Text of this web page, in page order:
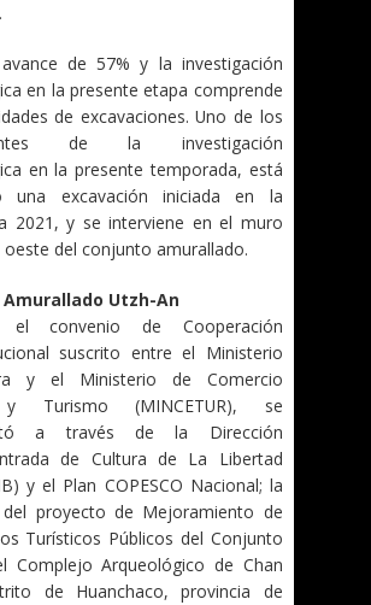
de 57% y la investigación
en la presente etapa comprende
de excavaciones. Uno de los
de la investigación
en la presente temporada, está
una excavación iniciada en la
2021, y se interviene en el muro
del conjunto amurallado.
Utzh-An
el convenio de Cooperación
suscrito entre el Ministerio
y el Ministerio de Comercio
y Turismo (MINCETUR), se
a través de la Dirección
de Cultura de La Libertad
y el Plan COPESCO Nacional; la
del proyecto de Mejoramiento de
Turísticos Públicos del Conjunto
Complejo Arqueológico de Chan
de Huanchaco, provincia de